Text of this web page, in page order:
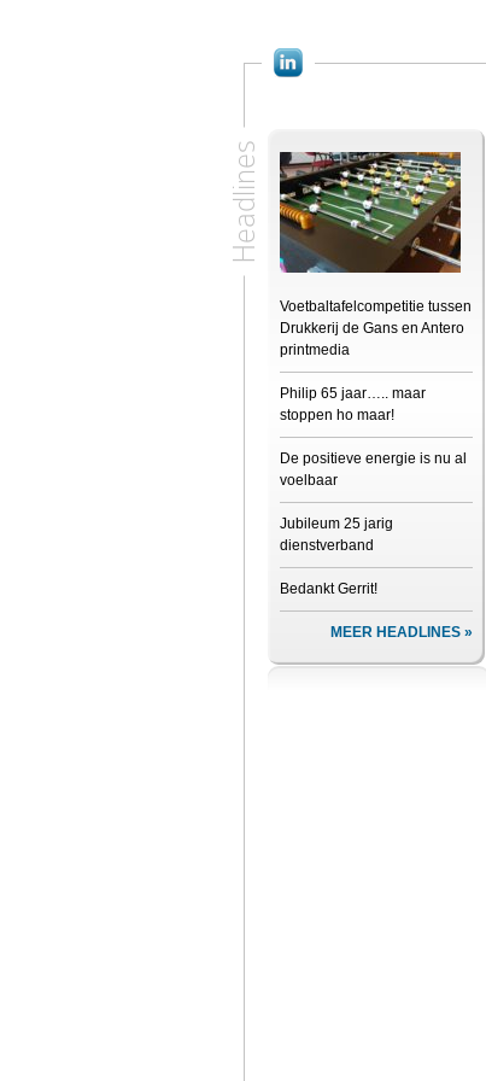
Headlines
Voetbaltafelcompetitie tussen
Drukkerij de Gans en Antero
printmedia
Philip 65 jaar….. maar
stoppen ho maar!
De positieve energie is nu al
voelbaar
Jubileum 25 jarig
dienstverband
Bedankt Gerrit!
MEER HEADLINES